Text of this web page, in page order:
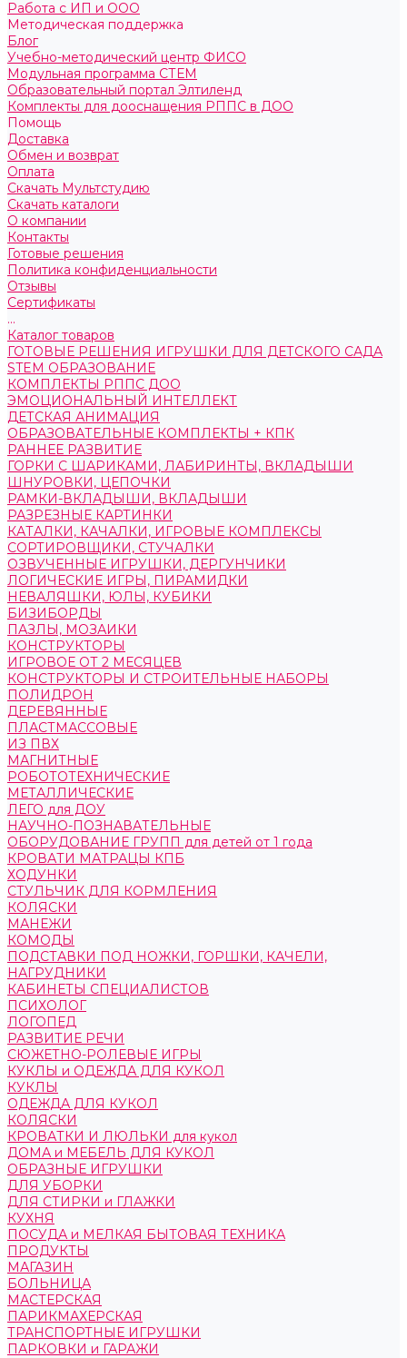
Работа с ИП и ООО
Методическая поддержка
Блог
Учебно-методический центр ФИСО
Модульная программа СТЕМ
Образовательный портал Элтиленд
Комплекты для дооснащения РППС в ДОО
Помощь
Доставка
Обмен и возврат
Оплата
Скачать Мультстудию
Скачать каталоги
О компании
Контакты
Готовые решения
Политика конфиденциальности
Отзывы
Сертификаты
...
Каталог товаров
ГОТОВЫЕ РЕШЕНИЯ ИГРУШКИ ДЛЯ ДЕТСКОГО САДА
STEM ОБРАЗОВАНИЕ
КОМПЛЕКТЫ РППС ДОО
ЭМОЦИОНАЛЬНЫЙ ИНТЕЛЛЕКТ
ДЕТСКАЯ АНИМАЦИЯ
ОБРАЗОВАТЕЛЬНЫЕ КОМПЛЕКТЫ + КПК
РАННЕЕ РАЗВИТИЕ
ГОРКИ С ШАРИКАМИ, ЛАБИРИНТЫ, ВКЛАДЫШИ
ШНУРОВКИ, ЦЕПОЧКИ
РАМКИ-ВКЛАДЫШИ, ВКЛАДЫШИ
РАЗРЕЗНЫЕ КАРТИНКИ
КАТАЛКИ, КАЧАЛКИ, ИГРОВЫЕ КОМПЛЕКСЫ
СОРТИРОВЩИКИ, СТУЧАЛКИ
ОЗВУЧЕННЫЕ ИГРУШКИ, ДЕРГУНЧИКИ
ЛОГИЧЕСКИЕ ИГРЫ, ПИРАМИДКИ
НЕВАЛЯШКИ, ЮЛЫ, КУБИКИ
БИЗИБОРДЫ
ПАЗЛЫ, МОЗАИКИ
КОНСТРУКТОРЫ
ИГРОВОЕ ОТ 2 МЕСЯЦЕВ
КОНСТРУКТОРЫ И СТРОИТЕЛЬНЫЕ НАБОРЫ
ПОЛИДРОН
ДЕРЕВЯННЫЕ
ПЛАСТМАССОВЫЕ
ИЗ ПВХ
МАГНИТНЫЕ
РОБОТОТЕХНИЧЕСКИЕ
МЕТАЛЛИЧЕСКИЕ
ЛЕГО для ДОУ
НАУЧНО-ПОЗНАВАТЕЛЬНЫЕ
ОБОРУДОВАНИЕ ГРУПП для детей от 1 года
КРОВАТИ МАТРАЦЫ КПБ
ХОДУНКИ
СТУЛЬЧИК ДЛЯ КОРМЛЕНИЯ
КОЛЯСКИ
МАНЕЖИ
КОМОДЫ
ПОДСТАВКИ ПОД НОЖКИ, ГОРШКИ, КАЧЕЛИ,
НАГРУДНИКИ
КАБИНЕТЫ СПЕЦИАЛИСТОВ
ПСИХОЛОГ
ЛОГОПЕД
РАЗВИТИЕ РЕЧИ
СЮЖЕТНО-РОЛЕВЫЕ ИГРЫ
КУКЛЫ и ОДЕЖДА ДЛЯ КУКОЛ
КУКЛЫ
ОДЕЖДА ДЛЯ КУКОЛ
КОЛЯСКИ
КРОВАТКИ И ЛЮЛЬКИ для кукол
ДОМА и МЕБЕЛЬ ДЛЯ КУКОЛ
ОБРАЗНЫЕ ИГРУШКИ
ДЛЯ УБОРКИ
ДЛЯ СТИРКИ и ГЛАЖКИ
КУХНЯ
ПОСУДА и МЕЛКАЯ БЫТОВАЯ ТЕХНИКА
ПРОДУКТЫ
МАГАЗИН
БОЛЬНИЦА
МАСТЕРСКАЯ
ПАРИКМАХЕРСКАЯ
ТРАНСПОРТНЫЕ ИГРУШКИ
ПАРКОВКИ и ГАРАЖИ